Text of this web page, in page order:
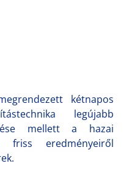
kétnapos
legújabb
mellett a hazai
friss eredményeiről